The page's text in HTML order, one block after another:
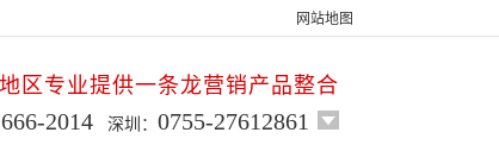
网站地图
区专业提供一条龙营销产品整合
2014 深圳： 0755-27612861